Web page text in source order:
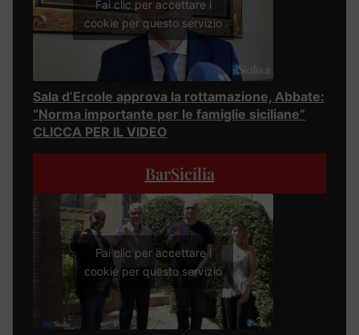
Fai clic per accettare i
cookie per questo servizio
Sala d’Ercole approva la rottamazione, Abbate:
“Norma importante per le famiglie siciliane”
CLICCA PER IL VIDEO
BarSicilia
Fai clic per accettare i
cookie per questo servizio